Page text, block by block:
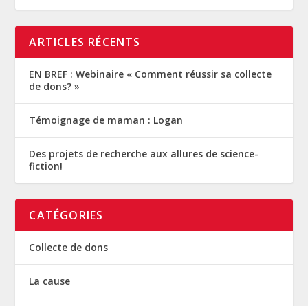
ARTICLES RÉCENTS
EN BREF : Webinaire « Comment réussir sa collecte
de dons? »
Témoignage de maman : Logan
Des projets de recherche aux allures de science-
fiction!
CATÉGORIES
Collecte de dons
La cause